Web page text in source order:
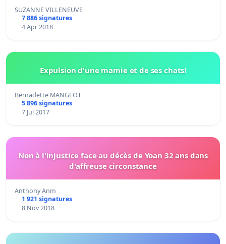
SUZANNE VILLENEUVE
7 886 signatures
4 Apr 2018
Expulsion d'une mamie et de ses chats!
Bernadette MANGEOT
5 896 signatures
7 Jul 2017
Non à l'injustice face au décès de Yoan 32 ans dans
d'affreuse circonstance
Anthony Anm
1 921 signatures
8 Nov 2018